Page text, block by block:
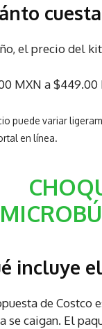
el precio del
MXN a $449.00
puede variar
en línea.
incluye
de Costco
se caigan. El